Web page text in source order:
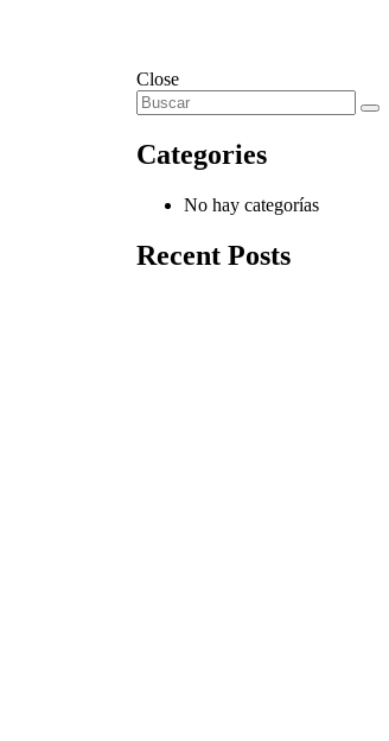
Close
Categories
No hay categorías
Recent Posts